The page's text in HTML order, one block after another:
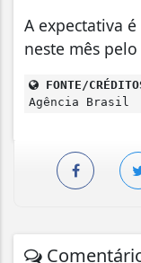
A expectativa
neste mês
FONTE/
Agência Brasil